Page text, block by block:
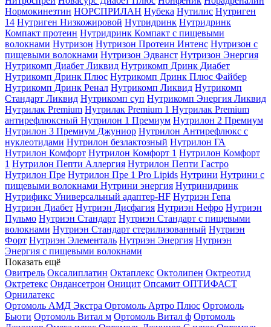
Нормокинезтин НОРСПРИЛАН Нубека Нутилис Нутриген
14 Нутриген Низкожировой Нутридринк Нутридринк
Компакт протеин Нутридринк Компакт с пищевыми
волокнами Нутризон Нутризон Протеин Интенс Нутризон с
пищевыми волокнами Нутризон Эдванст Нутризон Энергия
Нутрикомп Диабет Ликвид Нутрикомп Дринк Диабет
Нутрикомп Дринк Плюс Нутрикомп Дринк Плюс Файбер
Нутрикомп Дринк Ренал Нутрикомп Ликвид Нутрикомп
Стандарт Ликвид Нутрикомп суп Нутрикомп Энергия Ликвид
Нутрилак Premium Нутрилак Premium 1 Нутрилак Premium
антирефлюксный Нутрилон 1 Премиум Нутрилон 2 Премиум
Нутрилон 3 Премиум Джуниор Нутрилон Антирефлюкс с
нуклеотидами Нутрилон безлактозный Нутрилон ГА
Нутрилон Комфорт Нутрилон Комфорт 1 Нутрилон Комфорт
1 Нутрилон Пепти Аллергия Нутрилон Пепти Гастро
Нутрилон Пре Нутрилон Пре 1 Pro Lipids Нутрини Нутрини с
пищевыми волокнами Нутрини энергия Нутринидринк
Нутрификс Универсальный адаптер-HF Нутриэн Гепа
Нутриэн Диабет Нутриэн Дисфагия Нутриэн Нефро Нутриэн
Пульмо Нутриэн Стандарт Нутриэн Стандарт с пищевыми
волокнами Нутриэн Стандарт стерилизованный Нутриэн
Форт Нутриэн Элементаль Нутриэн Энергия Нутриэн
Энергия с пищевыми волокнами
Показать ещё
Овитрель Оксалиплатин Октаплекс Октолипен Октреотид
Октретекс Ондансетрон Оницит Опсамит ОПТИФАСТ
Орнилатекс
Ортомоль АМД Экстра Ортомоль Артро Плюс Ортомоль
Бьюти Ортомоль Витал м Ортомоль Витал ф Ортомоль